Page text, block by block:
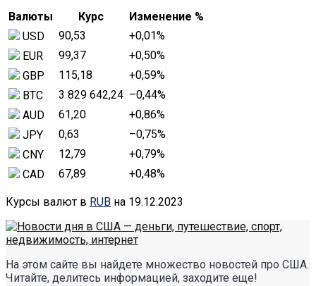
Валюты Курс
Изменение %
USD
90,53 +0,01%
EUR
99,37 +0,50%
GBP
115,18 +0,59%
BTC
3 829 642,24 –0,44%
AUD
61,20 +0,86%
JPY
0,63 –0,75%
CNY
12,79 +0,79%
CAD
67,89 +0,48%
Курсы валют в RUB на 19.12.2023
На этом сайте вы найдете множество новостей про США.
Читайте, делитесь информацией, заходите еще!